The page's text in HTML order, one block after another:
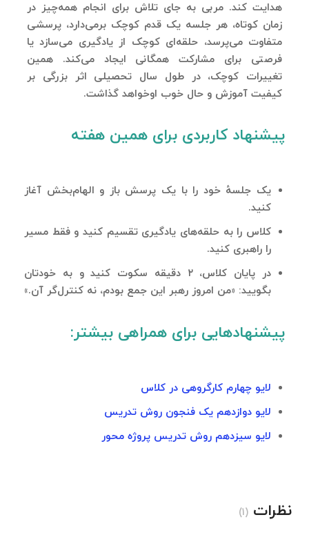
هدایت کند. مربی به جای تلاش برای انجام همه‌چیز در
زمان کوتاه، هر جلسه یک قدم کوچک برمی‌دارد، پرسشی
متفاوت می‌پرسد، حلقه‌ای کوچک از یادگیری می‌سازد یا
فرصتی برای مشارکت همگانی ایجاد می‌کند. همین
تغییرات کوچک، در طول سال تحصیلی اثر بزرگی بر
کیفیت آموزش و حال خوب اوخواهد گذاشت.
پیشنهاد کاربردی برای همین هفته
یک جلسهٔ خود را با یک پرسش باز و الهام‌بخش آغاز
کنید.
کلاس را به حلقه‌های یادگیری تقسیم کنید و فقط مسیر
را راهبری کنید.
در پایان کلاس، ۲ دقیقه سکوت کنید و به خودتان
بگویید: «من امروز رهبر این جمع بودم، نه کنترل‌گر آن.»
پیشنهادهایی برای همراهی بیشتر:
لایو چهارم کارگروهی در کلاس
لایو دوازدهم یک فنجون روش تدریس
لایو سیزدهم روش تدریس پروژه محور
نظرات (1)